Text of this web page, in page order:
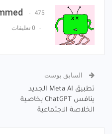
475 المشاركات
0 تعليقات
السابق بوست
تطبيق Meta AI الجديد
ينافس ChatGPT بخاصية
الخلاصة الاجتماعية